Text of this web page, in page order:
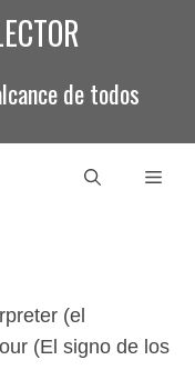
de todos
(el
(El signo de los